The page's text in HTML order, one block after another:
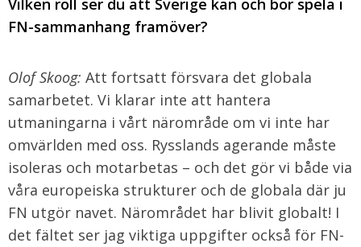
Vilken roll ser du att Sverige kan och bör spela i
FN-sammanhang framöver?
Olof Skoog: Att fortsatt försvara det globala
samarbetet. Vi klarar inte att hantera
utmaningarna i vårt närområde om vi inte har
omvärlden med oss. Rysslands agerande måste
isoleras och motarbetas – och det gör vi både via
våra europeiska strukturer och de globala där ju
FN utgör navet. Närområdet har blivit globalt! I
det fältet ser jag viktiga uppgifter också för FN-